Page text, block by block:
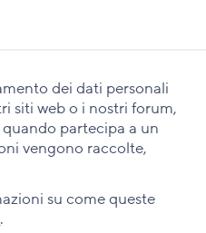
dei dati personali
siti web o i nostri forum,
partecipa a un
vengono raccolte,
su come queste
.